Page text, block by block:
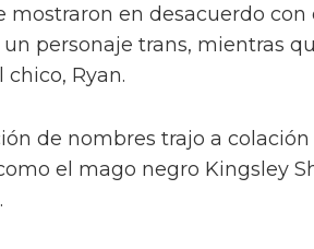
mostraron en desacuerdo
personaje trans, mientras
Ryan.
de nombres trajo a
el mago negro Kingsley